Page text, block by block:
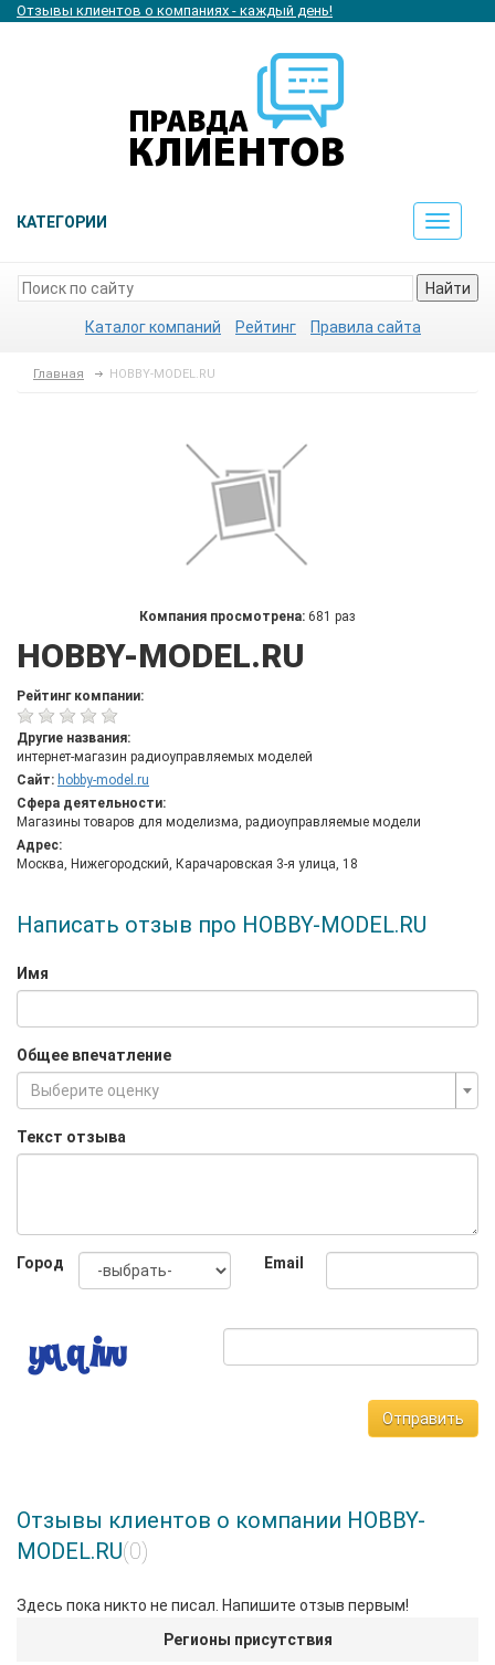
Отзывы клиентов о компаниях - каждый день!
КАТЕГОРИИ
Toggle
Найти
Каталог компаний Рейтинг Правила сайта
Главная HOBBY-MODEL.RU
Компания просмотрена: 681 раз
HOBBY-MODEL.RU
Рейтинг компании:
Другие названия:
интернет-магазин радиоуправляемых моделей
Сайт: hobby-model.ru
Сфера деятельности:
Магазины товаров для моделизма, радиоуправляемые модели
Адрес:
Москва, Нижегородский, Карачаровская 3-я улица, 18
Написать отзыв про HOBBY-MODEL.RU
Имя
Общее впечатление
Выберите оценку
Текст отзыва
Город Email
Отправить
Отзывы клиентов о компании HOBBY-
MODEL.RU(0)
Здесь пока никто не писал. Напишите отзыв первым!
Регионы присутствия